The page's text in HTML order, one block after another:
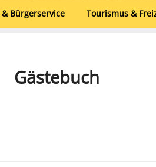
& Bürgerservice Tourismus &
Gästebuch